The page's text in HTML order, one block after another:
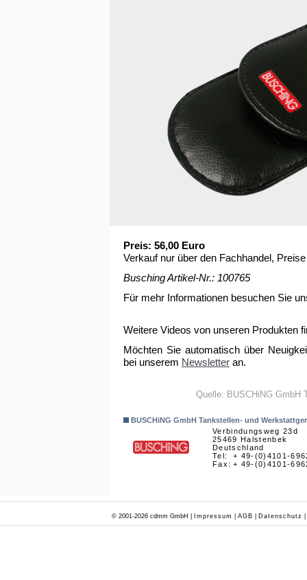
Preis: 56,00 Euro
Verkauf nur über den Fachhandel,
Busching Artikel-Nr.: 100765
Für mehr Informationen besuchen Sie
Weitere Videos von unseren Produkten
Möchten Sie automatisch über
bei unserem Newsletter an.
Quelle: BUSCHiNG GmbH
BUSCHiNG GmbH Tankstellen- und
Verbindungsweg 23d
25469 Halstenbek
Deutschland
Tel:
Fax:
+ 49-(0)4101-
+ 49-(0)4101-
© 2001-2026 cdmm GmbH | Impressum AGB Datenschutz